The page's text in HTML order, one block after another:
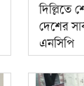
দিল্লিতে
দেশের
এনসিপি